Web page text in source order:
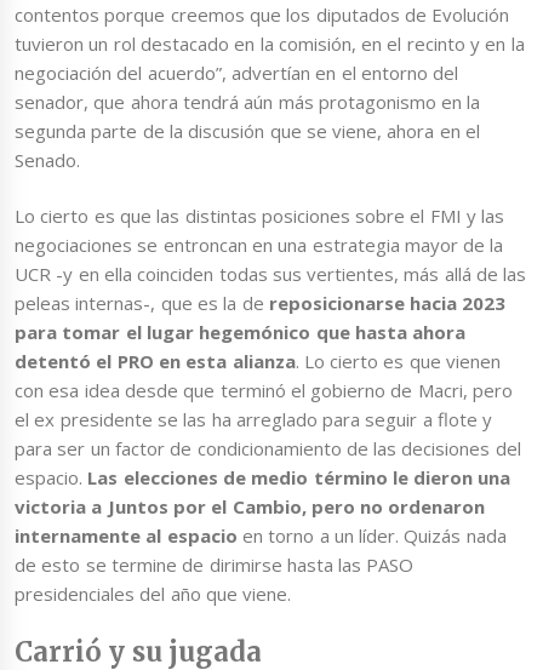
contentos porque creemos que los diputados de Evolución
tuvieron un rol destacado en la comisión, en el recinto y en la
negociación del acuerdo”, advertían en el entorno del
senador, que ahora tendrá aún más protagonismo en la
segunda parte de la discusión que se viene, ahora en el
Senado.
Lo cierto es que las distintas posiciones sobre el FMI y las
negociaciones se entroncan en una estrategia mayor de la
UCR -y en ella coinciden todas sus vertientes, más allá de las
peleas internas-, que es la de reposicionarse hacia 2023
para tomar el lugar hegemónico que hasta ahora
detentó el PRO en esta alianza. Lo cierto es que vienen
con esa idea desde que terminó el gobierno de Macri, pero
el ex presidente se las ha arreglado para seguir a flote y
para ser un factor de condicionamiento de las decisiones del
espacio. Las elecciones de medio término le dieron una
victoria a Juntos por el Cambio, pero no ordenaron
internamente al espacio en torno a un líder. Quizás nada
de esto se termine de dirimirse hasta las PASO
presidenciales del año que viene.
Carrió y su jugada